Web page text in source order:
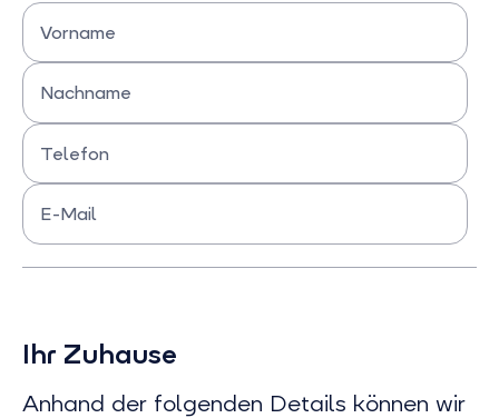
Vorname
Bitte Vornamen eingeben
Nachname
Bitte Nachnamen eingeben
Telefon
Bitte Telefonnummer eingeben
E-Mail
Ihr Zuhause
Anhand der folgenden Details können wir